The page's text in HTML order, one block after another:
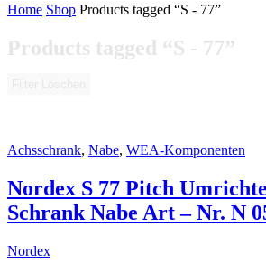
Home Shop Products tagged “S - 77”
Products tagged “S - 77”
Achsschrank, Nabe, WEA-Komponenten
Nordex S 77 Pitch
Schrank Nabe Art – Nr. N
Nordex